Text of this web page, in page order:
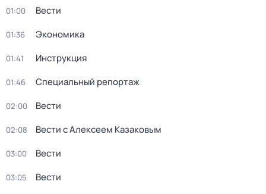
01:00 Вести
01:36 Экономика
01:41 Инструкция
01:46 Специальный репортаж
02:00 Вести
02:08 Вести с Алексеем Казаковым
03:00 Вести
03:05 Вести